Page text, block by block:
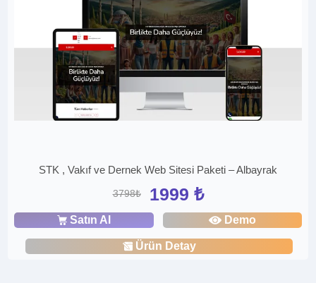
STK , Vakıf ve Dernek Web Sitesi Paketi – Albayrak
3798₺ 1999 ₺
Satın Al Demo
Ürün Detay